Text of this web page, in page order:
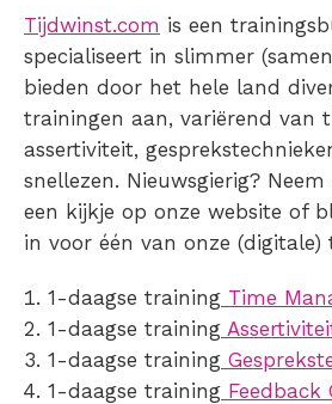
Tijdwinst.com is een
specialiseert in slimmer
bieden door het hele land
trainingen aan, variërend van
assertiviteit,
snellezen. Nieuwsgierig?
een kijkje op onze website of
in voor één van onze (digitale)
1-daagse training Time
1-daagse training
1-daagse training
1-daagse training Feedback